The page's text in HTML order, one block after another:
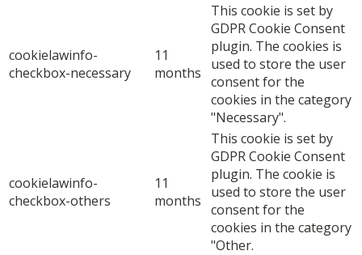
cookielawinfo-
checkbox-necessary
11
months
This cookie is set by
GDPR Cookie Consent
plugin. The cookies is
used to store the user
consent for the
cookies in the category
"Necessary".
cookielawinfo-
checkbox-others
11
months
This cookie is set by
GDPR Cookie Consent
plugin. The cookie is
used to store the user
consent for the
cookies in the category
"Other.